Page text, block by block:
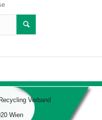
Verband
Wien